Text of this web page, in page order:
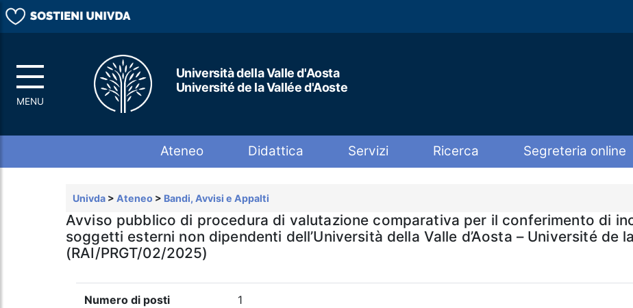
Università della Valle d'Aosta
Université de la Vallée d'Aoste
Ateneo Didattica Servizi Ricerca Segreteria online
Univda > Ateneo > Bandi, Avvisi e Appalti
Avviso pubblico di procedura di valutazione comparativa per il conferimento di
soggetti esterni non dipendenti dell’Università della Valle d’Aosta – Université de
(RAI/PRGT/02/2025)
Numero di posti
1